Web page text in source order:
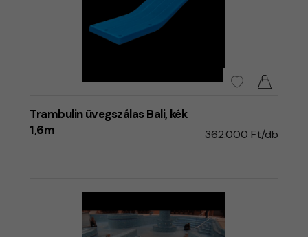
Trambulin üvegszálas Bali, kék
1,6m
362.000 Ft/db